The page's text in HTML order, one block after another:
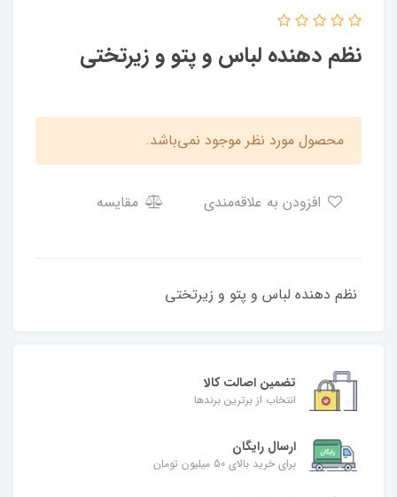
نظم دهنده لباس و پتو و زیرتختی
محصول مورد نظر موجود نمی‌باشد.
مقایسه
نظم دهنده لباس و پتو و زیرتختی
تضمین اصالت کالا
انتخاب از برترین برندها
ارسال رایگان
برای خرید بالای 50 میلیون تومان